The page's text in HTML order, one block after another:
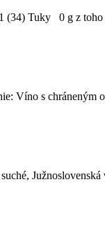
(34) Tuky 0 g z
Víno s chráneným